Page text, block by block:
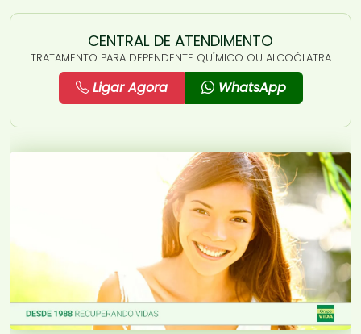
CENTRAL DE ATENDIMENTO
TRATAMENTO PARA DEPENDENTE QUÍMICO OU ALCOÓLATRA
Ligar Agora WhatsApp